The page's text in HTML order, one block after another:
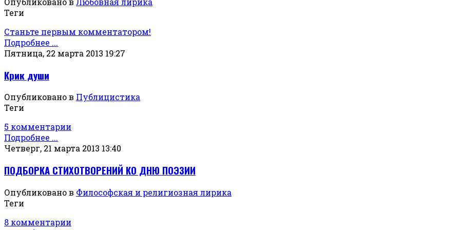
Теги
Станьте первым комментатором!
Подробнее ...
Пятница, 22 марта 2013 19:27
Крик души
Опубликовано в Публицистика
Теги
5 комментарии
Подробнее ...
Четверг, 21 марта 2013 13:40
ПОДБОРКА СТИХОТВОРЕНИЙ КО ДНЮ ПОЭЗИИ
Опубликовано в Философская и религиозная лирика
Теги
8 комментарии